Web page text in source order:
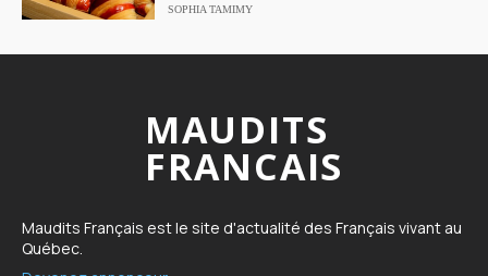
SOPHIA TAMIMY
MAUDITS
FRANCAIS
Maudits Français est le site d'actualité des Français vivant au
Québec.